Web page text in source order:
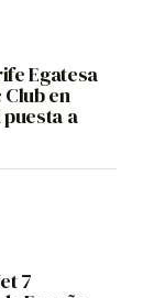
Egatesa
en
a
7